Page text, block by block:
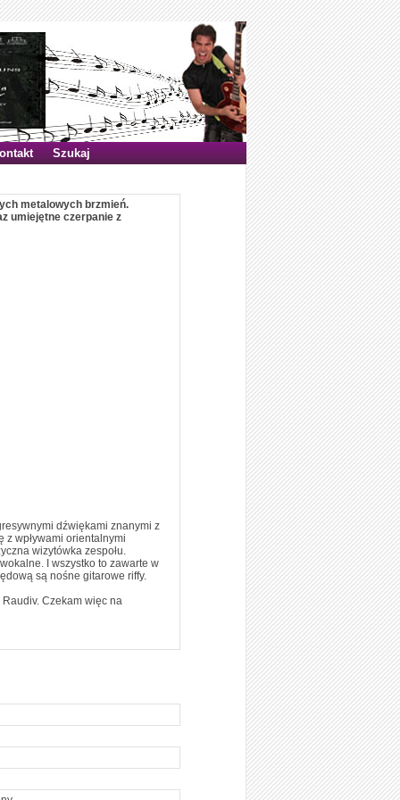
Szukaj
metalowych brzmień.
umiejętne czerpanie z
dźwiękami znanymi z
z wpływami orientalnymi
wizytówka zespołu.
I wszystko to zawarte w
są nośne gitarowe riffy.
Czekam więc na